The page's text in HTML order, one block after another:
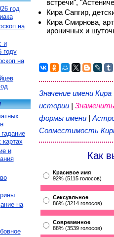
встречи",
Кира Сапгир,
Кира Смирнова,
ироничных и
Значение имени Кира
истории|
формы имени|
Совместимость
Как
Красивое имя
92% (5115 голосов)
Сексуальное
86% (3214 голосов)
Современное
88% (3539 голосов)
год
на
и
году
на
картах
и
на